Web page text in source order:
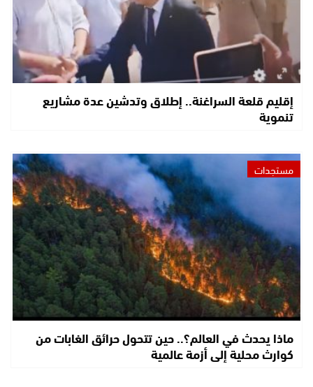
إقليم قلعة السراغنة.. إطلاق وتدشين عدة مشاريع
تنموية
مستجدات
ماذا يحدث في العالم؟.. حين تتحول حرائق الغابات من
كوارث محلية إلى أزمة عالمية